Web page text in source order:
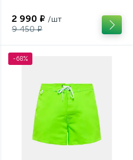
2 990 ₽ /шт
9 450 ₽
-68%